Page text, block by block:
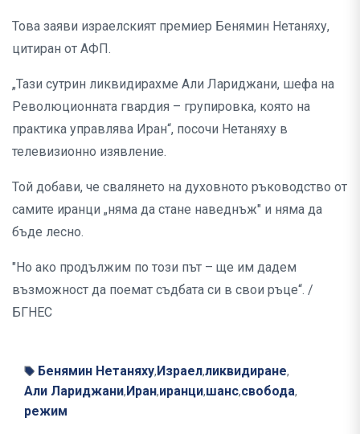
Това заяви израелският премиер Бенямин Нетаняху,
цитиран от АФП.
„Тази сутрин ликвидирахме Али Лариджани, шефа на
Революционната гвардия – групировка, която на
практика управлява Иран“, посочи Нетаняху в
телевизионно изявление.
Той добави, че свалянето на духовното ръководство от
самите иранци „няма да стане наведнъж" и няма да
бъде лесно.
"Но ако продължим по този път – ще им дадем
възможност да поемат съдбата си в свои ръце“. /
БГНЕС
Бенямин Нетаняху, Израел,ликвидиране,
Али Лариджани, Иран,иранци,шанс,свобода,
режим